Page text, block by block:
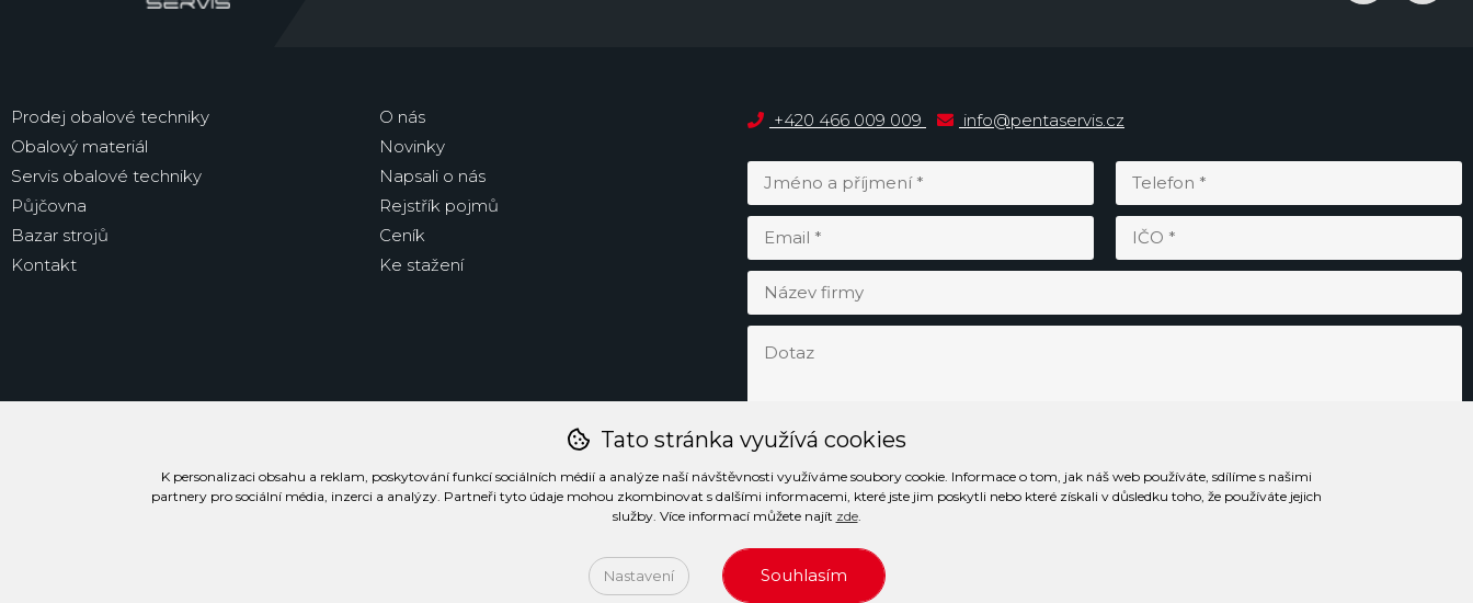
Prodej obalové techniky
Obalový materiál
Servis obalové techniky
Půjčovna
Bazar strojů
Kontakt
O nás
Novinky
Napsali o nás
Rejstřík pojmů
Ceník
Ke stažení
+420 466 009 009 info@pentaservis.cz
Odesláním souhlasím sezpracováním osobních údajů
Informace o zpracování osobních údajů
Tato stránka využívá cookies
K personalizaci obsahu a reklam, poskytování funkcí sociálních médií a analýze naší návštěvnosti využíváme soubory cookie. Informace o tom, jak náš web používáte, sdílíme s našimi
partnery pro sociální média, inzerci a analýzy. Partneři tyto údaje mohou zkombinovat s dalšími informacemi, které jste jim poskytli nebo které získali v důsledku toho, že používáte jejich
služby. Více informací můžete najít zde.
Nastavení Souhlasím